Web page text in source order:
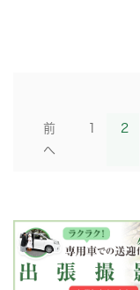
前
へ
2